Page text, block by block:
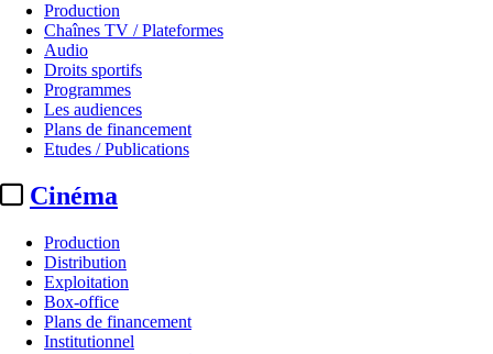
Production
Chaînes TV / Plateformes
Audio
Droits sportifs
Programmes
Les audiences
Plans de financement
Etudes / Publications
Cinéma
Production
Distribution
Exploitation
Box-office
Plans de financement
Institutionnel